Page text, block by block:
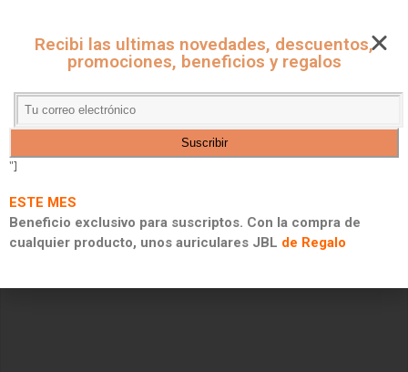
CUPONES DE DESCUENTO, PROMOCIONES Y 2X1
Recibi las ultimas novedades, descuentos,
promociones, beneficios y regalos
"]
ESTE MES
Beneficio exclusivo para suscriptos. Con la compra de
cualquier producto, unos auriculares JBL de Regalo